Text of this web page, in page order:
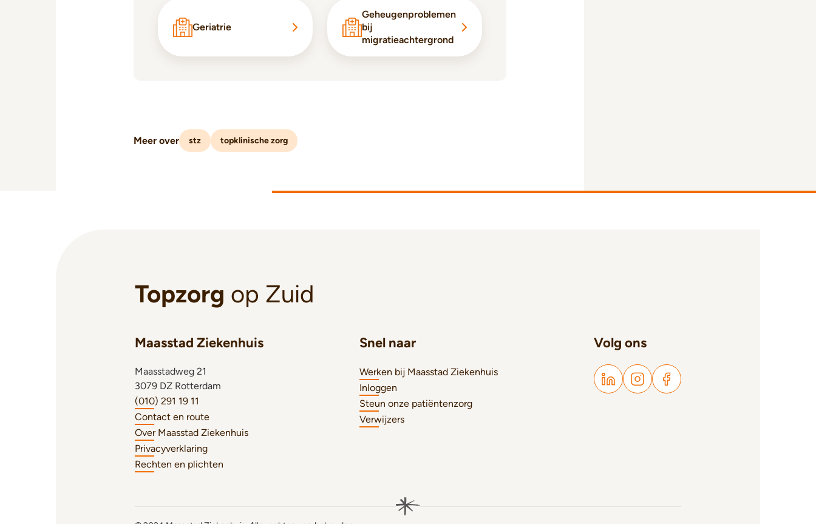
Geriatrie
Geheugenproblemen
bij
migratieachtergrond
Meer over stz topklinische zorg
Topzorg op Zuid
Maasstad Ziekenhuis
Maasstadweg 21
3079 DZ Rotterdam
(010) 291 19 11
Contact en route
Over Maasstad Ziekenhuis
Privacyverklaring
Rechten en plichten
Snel naar
Werken bij Maasstad Ziekenhuis
Inloggen
Steun onze patiëntenzorg
Verwijzers
Volg ons